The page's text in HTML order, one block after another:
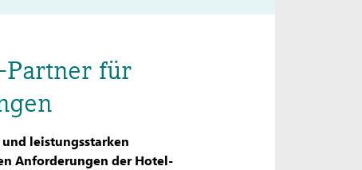
Partner für
leistungsstarken
Anforderungen der Hotel-